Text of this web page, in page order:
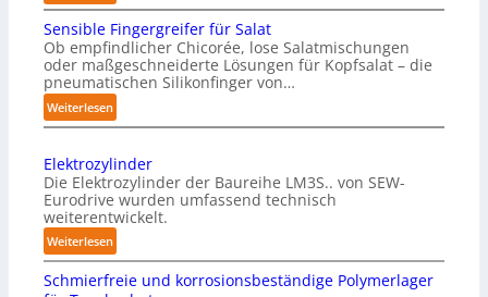
M
a
g
a
z
i
n
-
B
e
l
d
u
Sensible Fingergreifer für Salat
Ob empfindlicher Chicorée, lose Salatmischungen
oder maßgeschneiderte Lösungen für Kopfsalat – die
pneumatischen Silikonfinger von…
Weiterlesen:
S
n
s
i
b
l
Elektrozylinder
Die Elektrozylinder der Baureihe LM3S.. von SEW-
Eurodrive wurden umfassend technisch
weiterentwickelt.
Weiterlesen:
E
l
Schmierfreie und korrosionsbeständige Polymerlager